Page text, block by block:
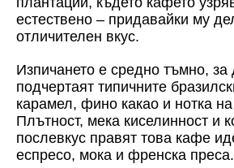
естествено – придавайки му
отличителен вкус.
Изпичането е средно тъмно, за
подчертаят типичните
карамел, фино какао и нотка
Плътност, мека киселинност и
послевкус правят това кафе
еспресо, мока и френска преса.